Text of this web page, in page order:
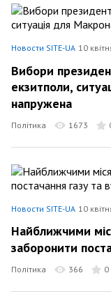
Новости SITE-UA 10
Вибори
екзитполи,
напружена
Політика 1673
Новости SITE-UA 10
Найближчими
заборонити
Політика 366 0